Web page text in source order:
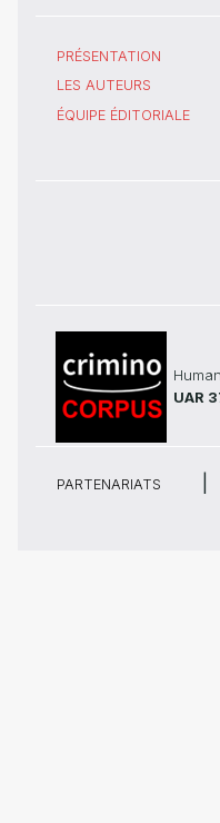
PRÉSENTATION
LES AUTEURS
ÉQUIPE ÉDITORIALE
UAR
PARTENARIATS